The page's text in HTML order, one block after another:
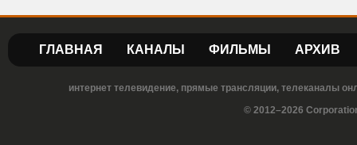
ГЛАВНАЯ КАНАЛЫ ФИЛЬМЫ АРХИВ
интернет телевидение, прямые трансляции, телеканалы
© 2012–2026